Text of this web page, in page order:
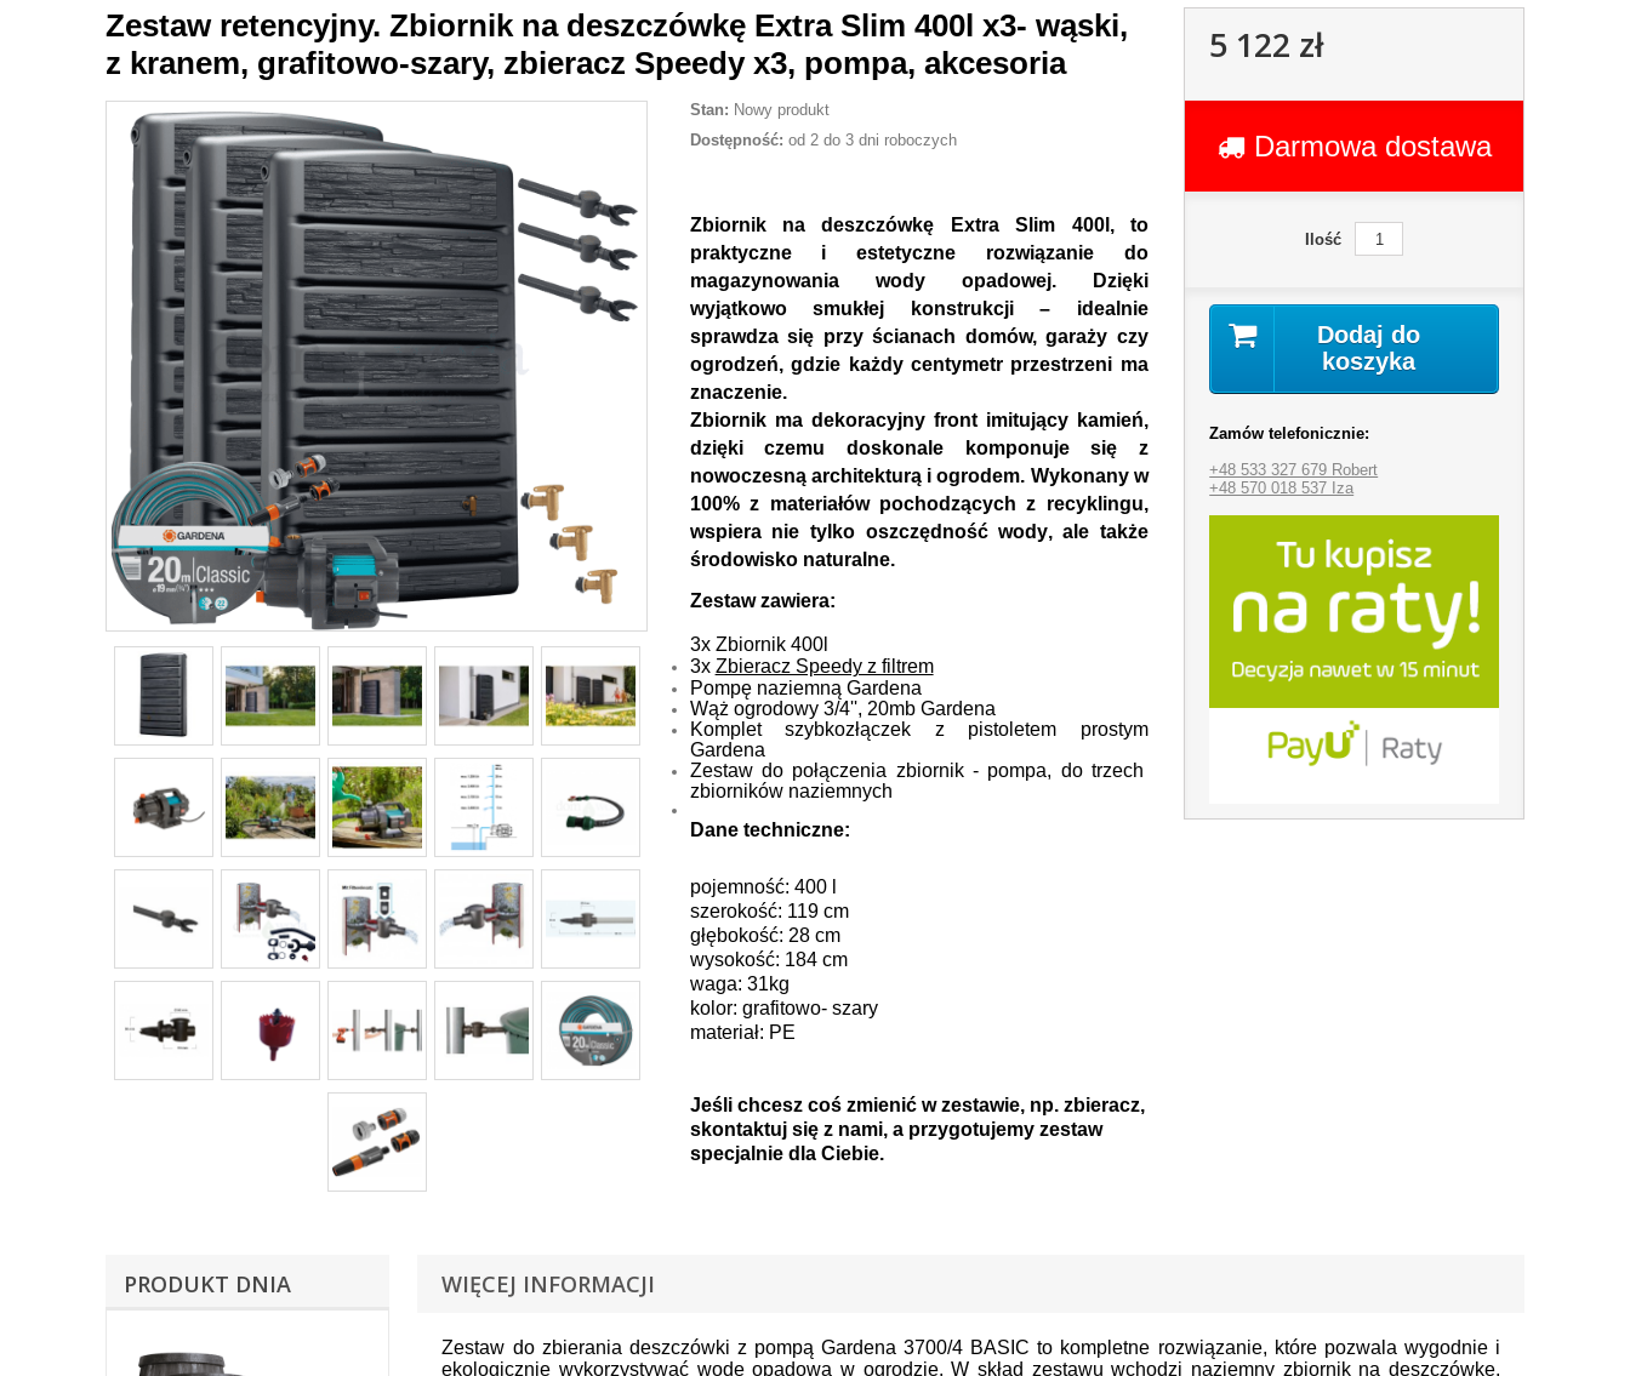
Zestaw retencyjny. Zbiornik na deszczówkę Extra Slim 400l x3- wąski,
z kranem, grafitowo-szary, zbieracz Speedy x3, pompa, akcesoria
Stan: Nowy produkt
Dostępność: od 2 do 3 dni roboczych
Zbiornik na deszczówkę Extra Slim 400l, to
praktyczne i estetyczne rozwiązanie do
magazynowania wody opadowej. Dzięki
wyjątkowo smukłej konstrukcji– idealnie
sprawdza się przy ścianach domów, garaży czy
ogrodzeń, gdzie każdy centymetr przestrzeni ma
znaczenie.
Zbiornik ma dekoracyjny front imitujący kamień,
dzięki czemu doskonale komponuje się z
nowoczesną architekturą i ogrodem. Wykonany w
100% z materiałów pochodzących z recyklingu,
wspiera nie tylko oszczędność wody, ale także
środowisko naturalne.
Zestaw zawiera:
3x Zbiornik 400l
3x Zbieracz Speedy z filtrem
Pompę naziemną Gardena
Wąż ogrodowy 3/4'', 20mb Gardena
Komplet szybkozłączek z pistoletem prostym
Gardena
Zestaw do połączenia zbiornik - pompa, do trzech
zbiorników naziemnych
Dane techniczne:
pojemność: 400 l
szerokość: 119 cm
głębokość: 28 cm
wysokość: 184 cm
waga: 31kg
kolor: grafitowo- szary
materiał: PE
Jeśli chcesz coś zmienić w zestawie, np. zbieracz,
skontaktuj się z nami, a przygotujemy zestaw
specjalnie dla Ciebie.
5 122 zł
Darmowa dostawa
Ilość
Dodaj do
koszyka
Zamów telefonicznie:
+48 533 327 679 Robert
+48 570 018 537 Iza
WIĘCEJ INFORMACJI
Zestaw do zbierania deszczówki z pompą Gardena 3700/4 BASIC to kompletne rozwiązanie, które pozwala wygodnie i
ekologicznie wykorzystywać wodę opadową w ogrodzie. W skład zestawu wchodzi naziemny zbiornik na deszczówkę,
PRODUKT DNIA